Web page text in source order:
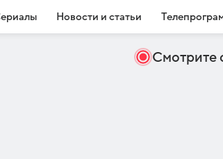
Новости и статьи
Смотрите